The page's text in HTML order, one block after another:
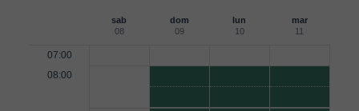
sab
08
dom
09
lun
10
mar
11
07:00
08:00